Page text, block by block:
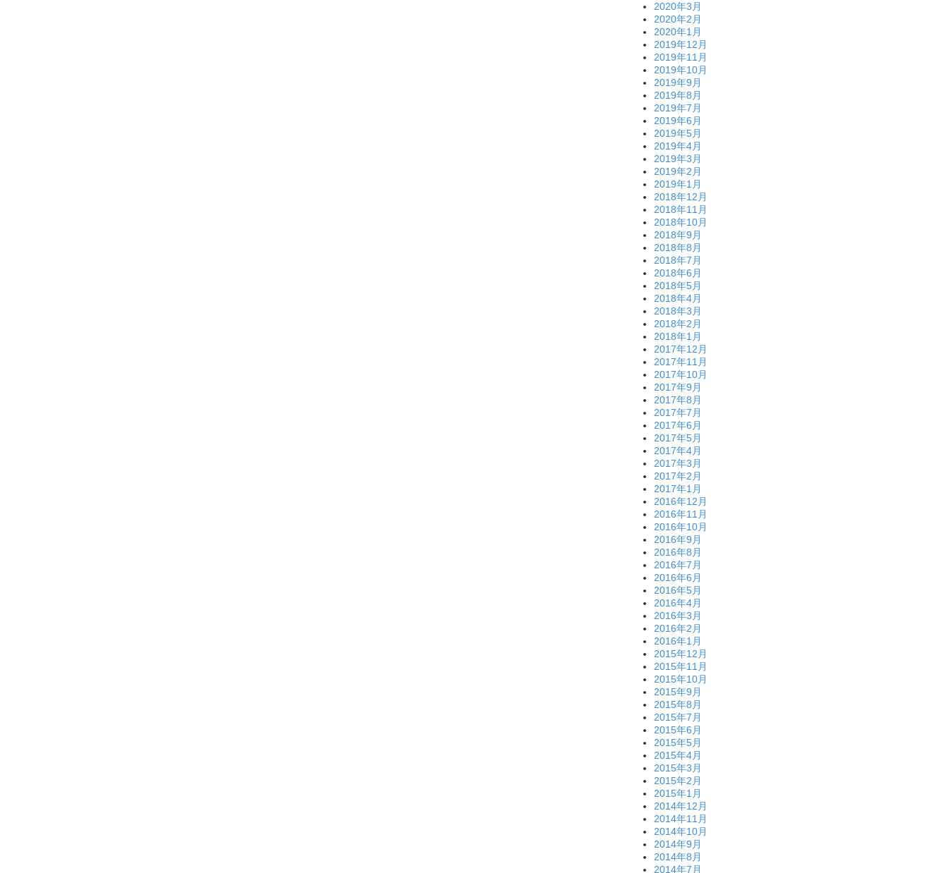
2020年3月
2020年2月
2020年1月
2019年12月
2019年11月
2019年10月
2019年9月
2019年8月
2019年7月
2019年6月
2019年5月
2019年4月
2019年3月
2019年2月
2019年1月
2018年12月
2018年11月
2018年10月
2018年9月
2018年8月
2018年7月
2018年6月
2018年5月
2018年4月
2018年3月
2018年2月
2018年1月
2017年12月
2017年11月
2017年10月
2017年9月
2017年8月
2017年7月
2017年6月
2017年5月
2017年4月
2017年3月
2017年2月
2017年1月
2016年12月
2016年11月
2016年10月
2016年9月
2016年8月
2016年7月
2016年6月
2016年5月
2016年4月
2016年3月
2016年2月
2016年1月
2015年12月
2015年11月
2015年10月
2015年9月
2015年8月
2015年7月
2015年6月
2015年5月
2015年4月
2015年3月
2015年2月
2015年1月
2014年12月
2014年11月
2014年10月
2014年9月
2014年8月
2014年7月